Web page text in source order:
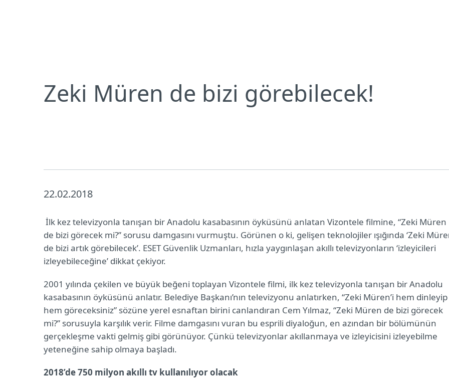
Zeki Müren de bizi görebilecek!
22.02.2018
İlk kez televizyonla tanışan bir Anadolu kasabasının öyküsünü anlatan Vizontele filmine, “Zeki Müren
de bizi görecek mi?” sorusu damgasını vurmuştu. Görünen o ki, gelişen teknolojiler ışığında ‘Zeki
de bizi artık görebilecek’. ESET Güvenlik Uzmanları, hızla yaygınlaşan akıllı televizyonların ‘izleyicileri
izleyebileceğine’ dikkat çekiyor.
2001 yılında çekilen ve büyük beğeni toplayan Vizontele filmi, ilk kez televizyonla tanışan bir Anadolu
kasabasının öyküsünü anlatır. Belediye Başkanı’nın televizyonu anlatırken, “Zeki Müren’i hem dinleyip
hem göreceksiniz” sözüne yerel esnaftan birini canlandıran Cem Yılmaz, “Zeki Müren de bizi görecek
mi?” sorusuyla karşılık verir. Filme damgasını vuran bu esprili diyaloğun, en azından bir bölümünün
gerçekleşme vakti gelmiş gibi görünüyor. Çünkü televizyonlar akıllanmaya ve izleyicisini izleyebilme
yeteneğine sahip olmaya başladı.
2018’de 750 milyon akıllı tv kullanılıyor olacak